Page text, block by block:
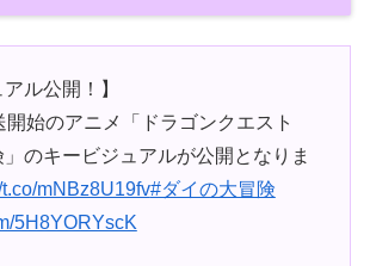
ル公開！】
開始のアニメ「ドラゴンクエスト
のキービジュアルが公開となりま
t.co/mNBz8U19fv#ダイの大冒険
5H8YORYscK